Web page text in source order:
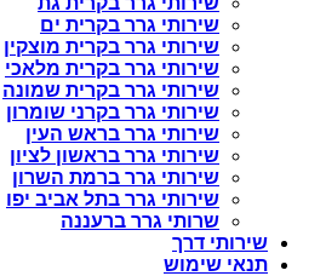
שירותי גרר בקרית ים
שירותי גרר בקרית מוצקין
שירותי גרר בקרית מלאכי
שירותי גרר בקרית שמונה
שירותי גרר בקרני שומרון
שירותי גרר בראש העין
שירותי גרר בראשון לציון
שירותי גרר ברמת השרון
שירותי גרר בתל אביב יפו
שרותי גרר ברעננה
שירותי דרך
תנאי שימוש